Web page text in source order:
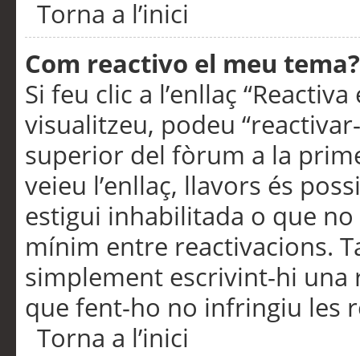
Torna a l’inici
Com reactivo el meu tema?
Si feu clic a l’enllaç
visualitzeu, podeu
superior del fòrum a la
veieu l’enllaç, llavors és
estigui inhabilitada o que
mínim entre reactivacions.
simplement escrivint-hi una
que fent-ho no infringiu les
Torna a l’inici